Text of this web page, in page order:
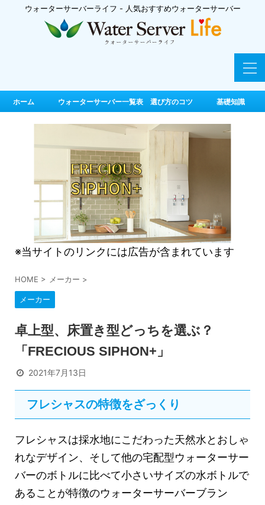
ウォーターサーバーライフ - 人気おすすめウォーターサーバー
ホーム ウォーターサーバー一覧表 選び方のコツ 基礎知識
※当サイトのリンクには広告が含まれています
HOME > メーカー >
メーカー
卓上型、床置き型どっちを選ぶ？
「FRECIOUS SIPHON+」
2021年7月13日
フレシャスの特徴をざっくり
フレシャスは採水地にこだわった天然水とおしゃ
れなデザイン、そして他の宅配型ウォーターサー
バーのボトルに比べて小さいサイズの水ボトルで
あることが特徴のウォーターサーバーブラン